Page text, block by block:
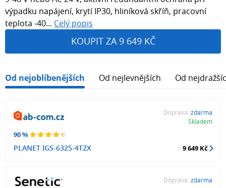
výpadku napájení, krytí IP30, hliníková skříň, pracovní
teplota -40... Celý popis
KOUPIT ZA 9 649 KČ
Od nejoblíbenějších Od nejlevnějších Od
90 %
PLANET IGS-6325-4T2X
Doprava: zdarma
Skladem
9 649 Kč
Doprava: zdarma